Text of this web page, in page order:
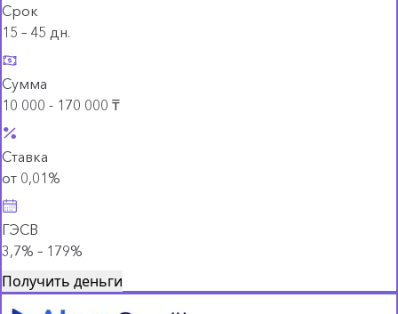
Срок
15 – 45 дн.
Сумма
10 000 - 170 000 ₸
Ставка
от 0,01%
ГЭСВ
3,7% – 179%
Получить деньги